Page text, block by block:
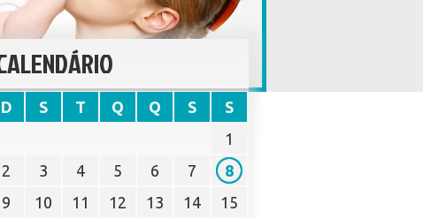
D S T Q Q S
S
1
2
3 4 5 6 7
8
9
10 11 12 13 14
15